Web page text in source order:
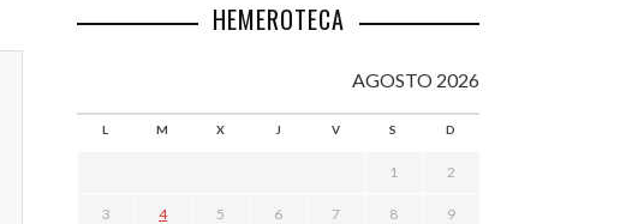
HEMEROTECA
AGOSTO 2026
L M X J V S D
1 2
3 4 5 6 7 8 9